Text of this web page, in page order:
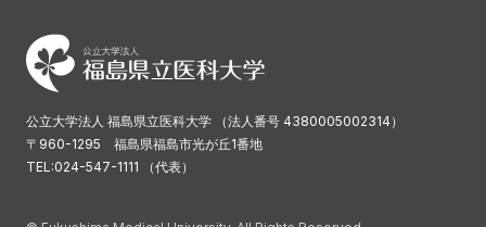
公立大学法人 福島県立医科大学 （法人番号 4380005002314）
〒960-1295 福島県福島市光が丘1番地
TEL:024-547-1111 （代表）